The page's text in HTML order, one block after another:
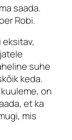
saada.
Robi.
eksitav,
suhe
keda.
on
et ka
mis